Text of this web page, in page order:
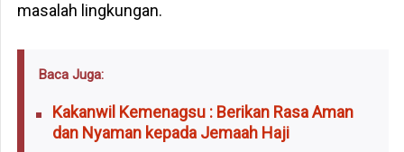
masalah lingkungan.
Baca Juga:
Kakanwil Kemenagsu : Berikan Rasa Aman
dan Nyaman kepada Jemaah Haji